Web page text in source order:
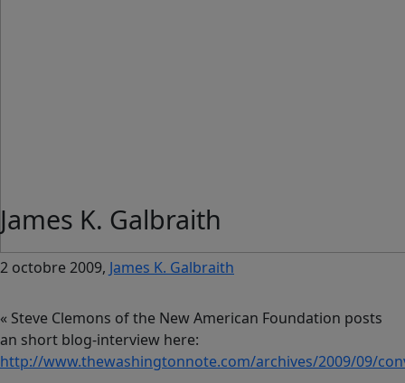
James K. Galbraith
2 octobre 2009, James K. Galbraith
« Steve Clemons of the New American Foundation posts
an short blog-interview here:
http://www.thewashingtonnote.com/archives/2009/09/